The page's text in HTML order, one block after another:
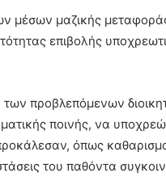
μέσων μαζικής
επιβολής
προβλεπόμενων
ποινής, να
όπως
του παθόντα